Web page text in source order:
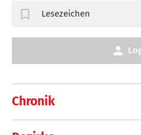
Chronik
Lesezeichen